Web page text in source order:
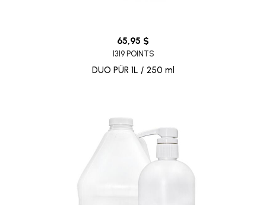
65,95 $
1319 POINTS
DUO PÜR 1L / 250 ml